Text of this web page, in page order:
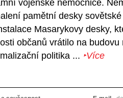
vojenské nemocnice.
pamětní desky
Masarykovy desky,
občanů vrátilo na
politika ... ‣Více